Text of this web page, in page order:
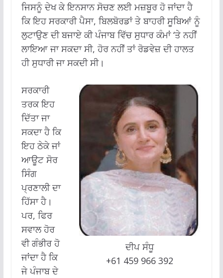
ਜਿਸਨੂੰ ਦੇਖ ਕੇ ਇਨਸਾਨ ਸੋਚਣ ਲਈ ਮਜ਼ਬੂਰ ਹੋ ਜਾਂਦਾ ਹੈ
ਕਿ ਇਹ ਸਰਕਾਰੀ ਪੈਸਾ, ਬਿਲਬੋਰਡਾਂ ਤੇ ਬਾਹਰੀ ਸੂਬਿਆਂ ਨੂੰ
ਲੁਟਾਉਣ ਦੀ ਬਜਾਏ ਕੀ ਪੰਜਾਬ ਵਿੱਚ ਸੁਧਾਰ ਕੰਮਾਂ ‘ਤੇ ਨਹੀਂ
ਲਾਇਆ ਜਾ ਸਕਦਾ ਸੀ, ਹੋਰ ਨਹੀਂ ਤਾਂ ਰੋਡਵੇਜ਼ ਦੀ ਹਾਲਤ
ਹੀ ਸੁਧਾਰੀ ਜਾ ਸਕਦੀ ਸੀ।
ਦੀਪ ਸੰਧੂ
+61 459 966 392
ਸਰਕਾਰੀ
ਤਰਕ ਇਹ
ਦਿੱਤਾ ਜਾ
ਸਕਦਾ ਹੈ ਕਿ
ਇਹ ਠੇਕੇ ਜਾਂ
ਆਊਟ ਸੋਰ
ਸਿੰਗ
ਪ੍ਰਣਾਲੀ ਦਾ
ਹਿੱਸਾ ਹੈ।
ਪਰ, ਫਿਰ
ਸਵਾਲ ਹੋਰ
ਵੀ ਗੰਭੀਰ ਹੋ
ਜਾਂਦਾ ਹੈ ਕਿ
ਜੇ ਪੰਜਾਬ ਦੇ